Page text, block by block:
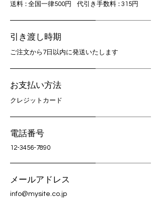
送料：全国一律500円 代引き手数料：315円
引き渡し時期
ご注文から7日以内に発送いたします
お支払い方法
クレジットカード
電話番号
12-3456-7890
メールアドレス
info@mysite.co.jp